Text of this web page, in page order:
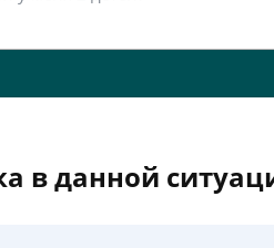
в данной